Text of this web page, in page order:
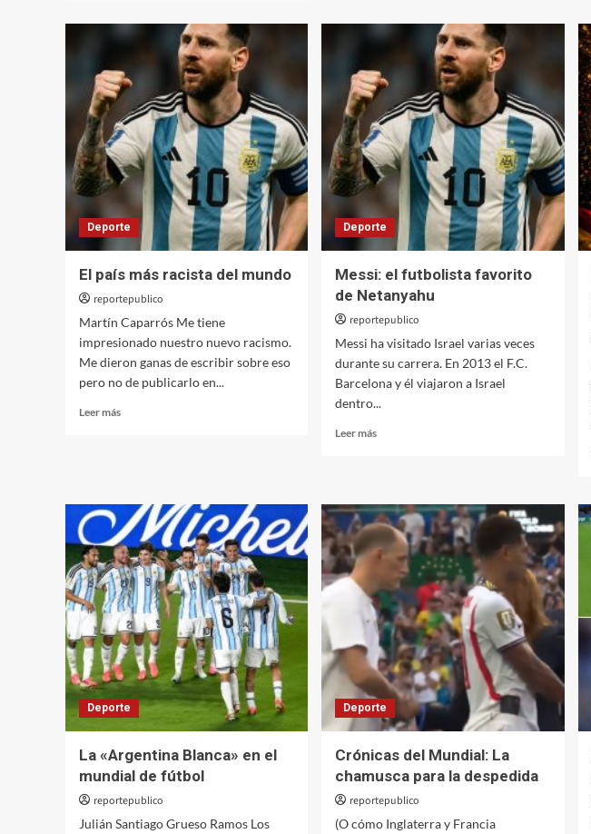
Crónicas
del
subdesarrollado:
Belice
nuestro…
casi,
por
poco.
de
país
subdesarrollado
Deporte
El país más racista del mundo
reportepublico
Martín Caparrós Me tiene
impresionado nuestro nuevo racismo.
Me dieron ganas de escribir sobre eso
pero no de publicarlo en...
Leer másLeer
racista
del
mundo
Deporte
Messi: el futbolista favorito
de Netanyahu
reportepublico
Messi ha visitado Israel varias veces
durante su carrera. En 2013 el F.C.
Barcelona y él viajaron a Israel
dentro...
Leer másLeer
futbolista
favorito
de
Netanyahu
Deporte
La «Argentina Blanca» en el
mundial de fútbol
reportepublico
Julián Santiago Grueso Ramos Los
Deporte
Crónicas del Mundial: La
chamusca para la despedida
reportepublico
(O cómo Inglaterra y Francia